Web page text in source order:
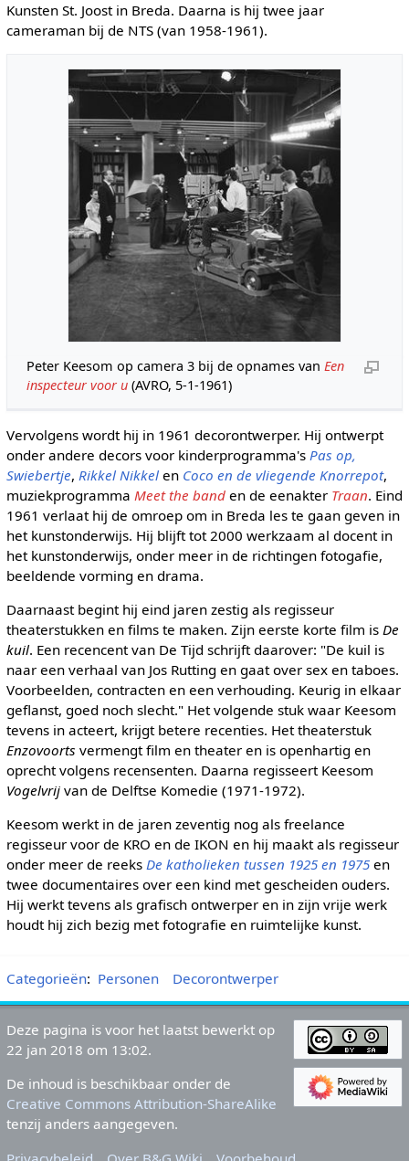
Kunsten St. Joost in Breda. Daarna is hij twee jaar
cameraman bij de NTS (van 1958-1961).
Peter Keesom op camera 3 bij de opnames vanEen
inspecteur voor u (AVRO, 5-1-1961)
Vervolgens wordt hij in 1961 decorontwerper. Hij ontwerpt
onder andere decors voor kinderprogramma's Pas op,
Swiebertje, Rikkel Nikkelen Coco en de vliegende Knorrepot,
muziekprogramma Meet the banden de eenakter Traan. Eind
1961 verlaat hij de omroep om in Breda les te gaan geven in
het kunstonderwijs. Hij blijft tot 2000 werkzaam al docent in
het kunstonderwijs, onder meer in de richtingen fotogafie,
beeldende vorming en drama.
Daarnaast begint hij eind jaren zestig als regisseur
theaterstukken en films te maken. Zijn eerste korte film is De
kuil. Een recencent van De Tijd schrijft daarover: "De kuil is
naar een verhaal van Jos Rutting en gaat over sex en taboes.
Voorbeelden, contracten en een verhouding. Keurig in elkaar
geflanst, goed noch slecht." Het volgende stuk waar Keesom
tevens in acteert, krijgt betere recenties. Het theaterstuk
Enzovoorts vermengt film en theater en is openhartig en
oprecht volgens recensenten. Daarna regisseert Keesom
Vogelvrijvan de Delftse Komedie (1971-1972).
Keesom werkt in de jaren zeventig nog als freelance
regisseur voor de KRO en de IKON en hij maakt als regisseur
onder meer de reeks De katholieken tussen 1925 en 1975en
twee documentaires over een kind met gescheiden ouders.
Hij werkt tevens als grafisch ontwerper en in zijn vrije werk
houdt hij zich bezig met fotografie en ruimtelijke kunst.
Categorieën: Personen Decorontwerper
Deze pagina is voor het laatst bewerkt op
22 jan 2018 om 13:02.
De inhoud is beschikbaar onder de
Creative Commons Attribution-ShareAlike
tenzij anders aangegeven.